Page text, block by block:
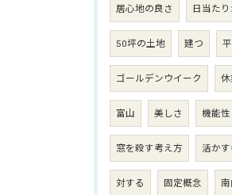
居心地の良さ 日当たり
50坪の土地 建つ
ゴールデンウイーク 休
富山 美しさ 機能性
窓を殺す考え方 活か
対する 固定概念 南